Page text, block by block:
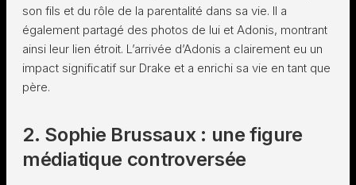
son fils et du rôle de la parentalité dans sa vie. Il a
également partagé des photos de lui et Adonis, montrant
ainsi leur lien étroit. L’arrivée d’Adonis a clairement eu un
impact significatif sur Drake et a enrichi sa vie en tant que
père.
2. Sophie Brussaux : une figure
médiatique controversée